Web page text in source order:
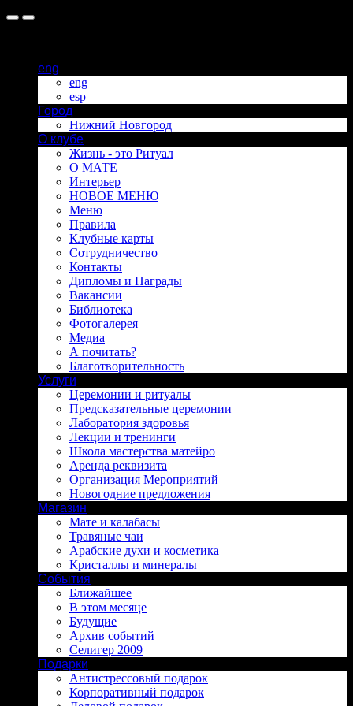
eng
eng
esp
Город
Нижний Новгород
О клубе
Жизнь - это Ритуал
О МАТЕ
Интерьер
НОВОЕ МЕНЮ
Меню
Правила
Клубные карты
Сотрудничество
Контакты
Дипломы и Награды
Вакансии
Библиотека
Фотогалерея
Медиа
А почитать?
Благотворительность
Услуги
Церемонии и ритуалы
Предсказательные церемонии
Лаборатория здоровья
Лекции и тренинги
Школа мастерства матейро
Аренда реквизита
Организация Мероприятий
Новогодние предложения
Магазин
Мате и калабасы
Травяные чаи
Арабские духи и косметика
Кристаллы и минералы
События
Ближайшее
В этом месяце
Будущие
Архив событий
Селигер 2009
Подарки
Антистрессовый подарок
Корпоративный подарок